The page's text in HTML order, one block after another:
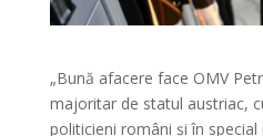
„Bună afacere face OMV
majoritar de statul austriac,
politicieni români și în special